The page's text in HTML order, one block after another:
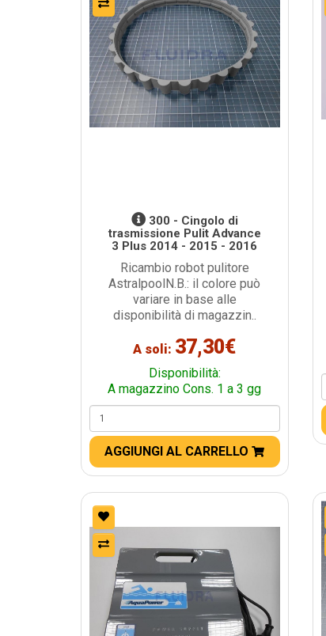
300 - Cingolo di
trasmissione Pulit Advance
3 Plus 2014 - 2015 - 2016
Ricambio robot pulitore
AstralpoolN.B.: il colore può
variare in base alle
disponibilità di magazzin..
A soli: 37,30€
Disponibilità:
A magazzino Cons. 1 a 3 gg
AGGIUNGI AL CARRELLO